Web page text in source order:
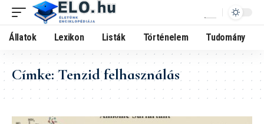
Állatok Lexikon Listák Történelem Tudomány
Címke:Tenzid felhasználás